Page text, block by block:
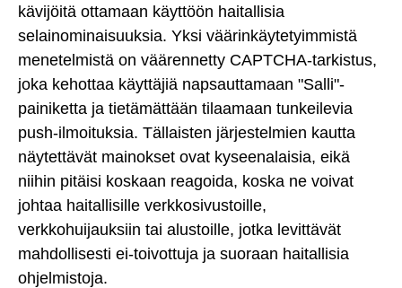
kävijöitä ottamaan käyttöön haitallisia
selainominaisuuksia. Yksi väärinkäytetyimmistä
menetelmistä on väärennetty CAPTCHA-tarkistus,
joka kehottaa käyttäjiä napsauttamaan "Salli"-
painiketta ja tietämättään tilaamaan tunkeilevia
push-ilmoituksia. Tällaisten järjestelmien kautta
näytettävät mainokset ovat kyseenalaisia, eikä
niihin pitäisi koskaan reagoida, koska ne voivat
johtaa haitallisille verkkosivustoille,
verkkohuijauksiin tai alustoille, jotka levittävät
mahdollisesti ei-toivottuja ja suoraan haitallisia
ohjelmistoja.